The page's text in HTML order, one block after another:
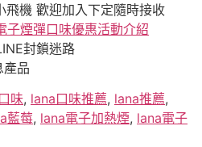
飛機 歡迎加入下定隨時接收
子煙彈口味優惠活動介紹
封鎖迷路
產品
味, lana口味推薦, lana推薦,
藍莓, lana電子加熱煙, lana電子